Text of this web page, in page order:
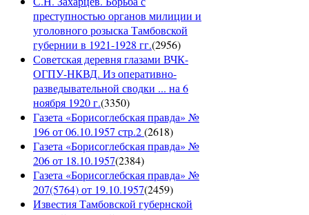
преступностью органов милиции и
уголовного розыска Тамбовской
губернии в 1921-1928 гг.(2956)
Советская деревня глазами ВЧК-
ОГПУ-НКВД. Из оперативно-
разведывательной сводки ... на 6
ноября 1920 г.(3350)
Газета «Борисоглебская правда» №
196 от 06.10.1957 стр.2(2618)
Газета «Борисоглебская правда» №
206 от 18.10.1957(2384)
Газета «Борисоглебская правда» №
207(5764) от 19.10.1957(2459)
Известия Тамбовской губернской